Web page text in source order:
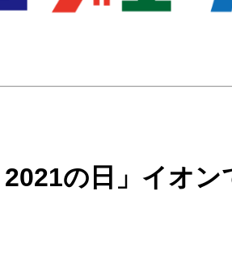
の日」イオン